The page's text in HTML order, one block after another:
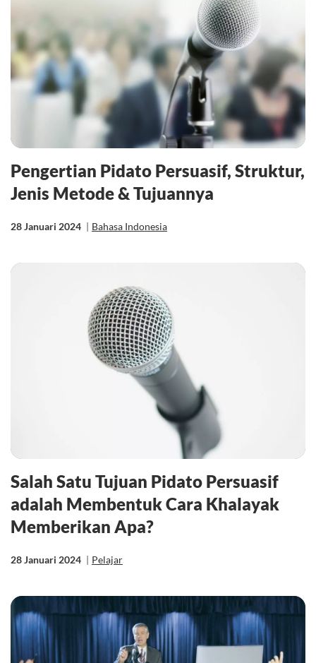
Pengertian Pidato Persuasif, Struktur,
Jenis Metode & Tujuannya
28 Januari 2024 | Bahasa Indonesia
Salah Satu Tujuan Pidato Persuasif
adalah Membentuk Cara Khalayak
Memberikan Apa?
28 Januari 2024 | Pelajar